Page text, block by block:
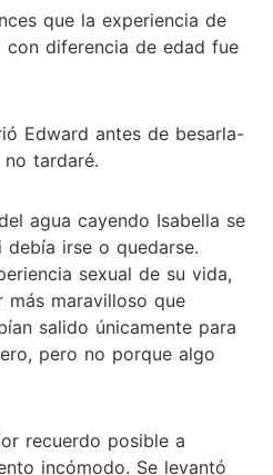
que la experiencia de
con diferencia de edad fue
Edward antes de besarla-
tardaré.
agua cayendo Isabella se
irse o quedarse.
sexual de su vida,
maravilloso que
salido únicamente para
pero no porque algo
recuerdo posible a
incómodo. Se levantó